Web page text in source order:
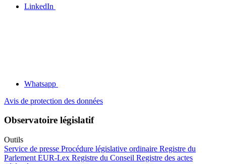
LinkedIn
Whatsapp
Avis de protection des données
Observatoire législatif
Outils
Service de presse Procédure législative ordinaire Registre du
Parlement EUR-Lex Registre du Conseil Registre des actes